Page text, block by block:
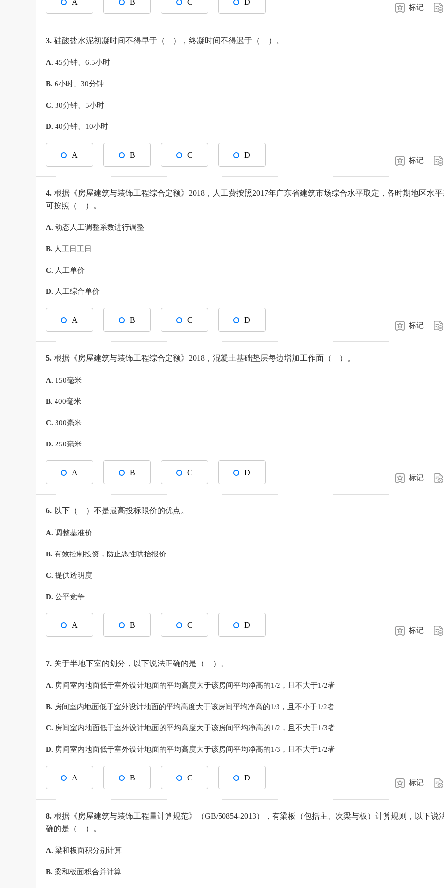
A B C D
标记
3. 硅酸盐水泥初凝时间不得早于（ ），终凝时间不得迟于（ ）。
A. 45分钟、6.5小时
B. 6小时、30分钟
C. 30分钟、5小时
D. 40分钟、10小时
A B C D
标记
4. 根据《房屋建筑与装饰工程综合定额》2018，人工费按照2017年广东省建筑市场综合水平取定，各时期地区水
可按照（ ）。
A. 动态人工调整系数进行调整
B. 人工日工日
C. 人工单价
D. 人工综合单价
A B C D
标记
5. 根据《房屋建筑与装饰工程综合定额》2018，混凝土基础垫层每边增加工作面（ ）。
A. 150毫米
B. 400毫米
C. 300毫米
D. 250毫米
A B C D
标记
6. 以下（ ）不是最高投标限价的优点。
A. 调整基准价
B. 有效控制投资，防止恶性哄抬报价
C. 提供透明度
D. 公平竞争
A B C D
标记
7. 关于半地下室的划分，以下说法正确的是（ ）。
A. 房间室内地面低于室外设计地面的平均高度大于该房间平均净高的1/2，且不大于1/2者
B. 房间室内地面低于室外设计地面的平均高度大于该房间平均净高的1/3，且不小于1/2者
C. 房间室内地面低于室外设计地面的平均高度大于该房间平均净高的1/2，且不大于1/3者
D. 房间室内地面低于室外设计地面的平均高度大于该房间平均净高的1/3，且不大于1/2者
A B C D
标记
8. 根据《房屋建筑与装饰工程量计算规范》（GB/50854-2013），有梁板（包括主、次梁与板）计算规则，以下说
确的是（ ）。
A. 梁和板面积分别计算
B. 梁和板面积合并计算